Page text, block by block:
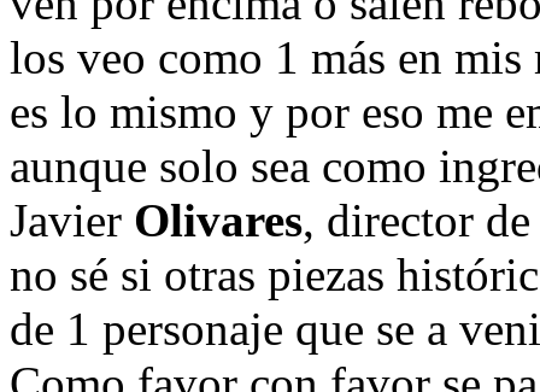
los veo como 1 más en
es lo mismo y por eso me
aunque solo sea como
Javier Olivares, director
no sé si otras piezas
de 1 personaje que se a